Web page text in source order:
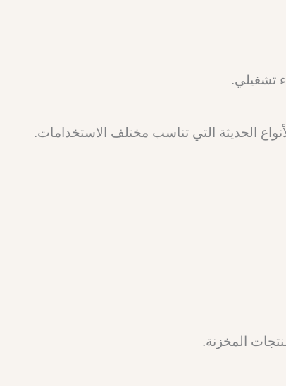
تشغيلي.
الحديثة التي تناسب مختلف الاستخدامات.
المخزنة.